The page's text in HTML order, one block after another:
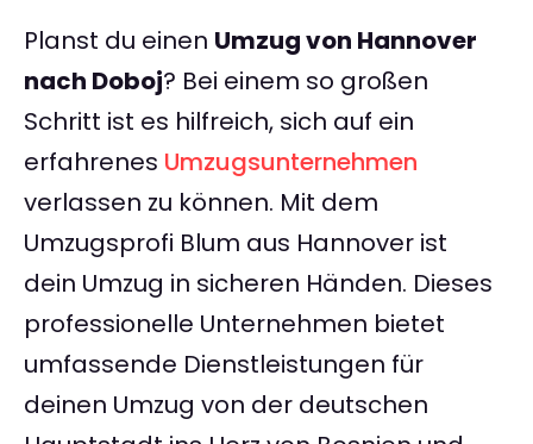
Planst du einen Umzug von Hannover
nach Doboj? Bei einem so großen
Schritt ist es hilfreich, sich auf ein
erfahrenes Umzugsunternehmen
verlassen zu können. Mit dem
Umzugsprofi Blum aus Hannover ist
dein Umzug in sicheren Händen. Dieses
professionelle Unternehmen bietet
umfassende Dienstleistungen für
deinen Umzug von der deutschen